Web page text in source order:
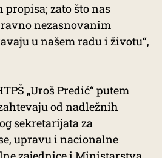
zato što nas
nezasnovanim
u našem radu i životu“,
„Uroš Predić“ putem
od nadležnih
sekretarijata za
upravu i nacionalne